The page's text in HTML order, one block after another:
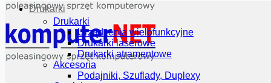
Drukarki
Drukarki
Urządzenia wielofunkcyjne
Drukarki laserowe
Drukarki atramentowe
Akcesoria
Podajniki, Szuflady, Duplexy